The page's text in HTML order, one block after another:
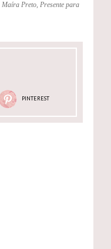
Maíra Preto, Presente para
PINTEREST